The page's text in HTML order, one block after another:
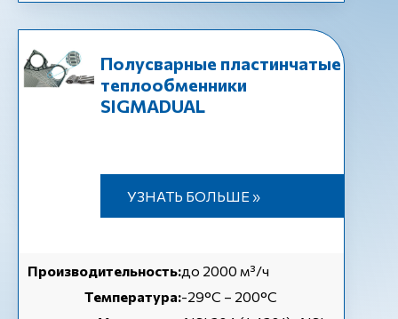
Полусварные пластинчатые
теплообменники
SIGMADUAL
УЗНАТЬ БОЛЬШЕ »
Производительность:до 2000 м³/ч
Температура:-29°C – 200°C